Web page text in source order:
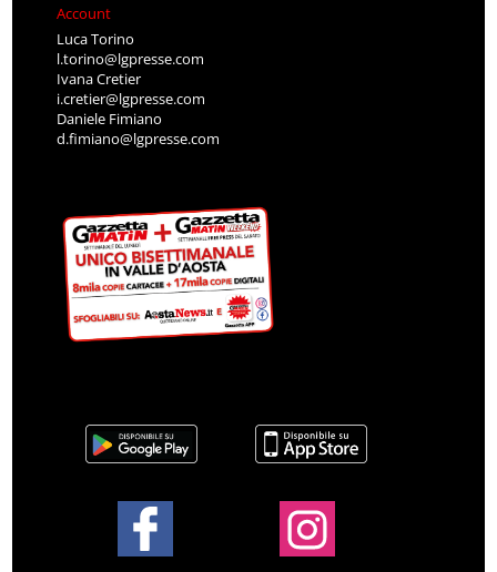
Account
Luca Torino
l.torino@lgpresse.com
Ivana Cretier
i.cretier@lgpresse.com
Daniele Fimiano
d.fimiano@lgpresse.com